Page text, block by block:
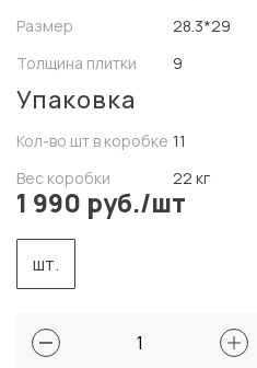
Размер
28.3*29
Толщина плитки
9
Упаковка
Кол-во шт в коробке 11
Вес коробки
22 кг
1 990 руб./шт
шт.